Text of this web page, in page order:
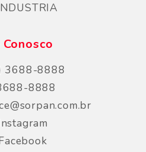
3688-8888
8888